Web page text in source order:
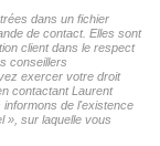
dans un fichier
de contact. Elles sont
client dans le respect
conseillers
exercer votre droit
contactant Laurent
de l'existence
», sur laquelle vous